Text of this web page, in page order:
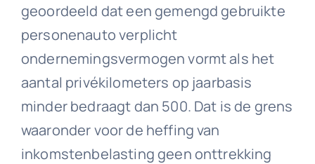
geoordeeld dat een gemengd gebruikte
personenauto verplicht
ondernemingsvermogen vormt als het
aantal privékilometers op jaarbasis
minder bedraagt dan 500. Dat is de grens
waaronder voor de heffing van
inkomstenbelasting geen onttrekking